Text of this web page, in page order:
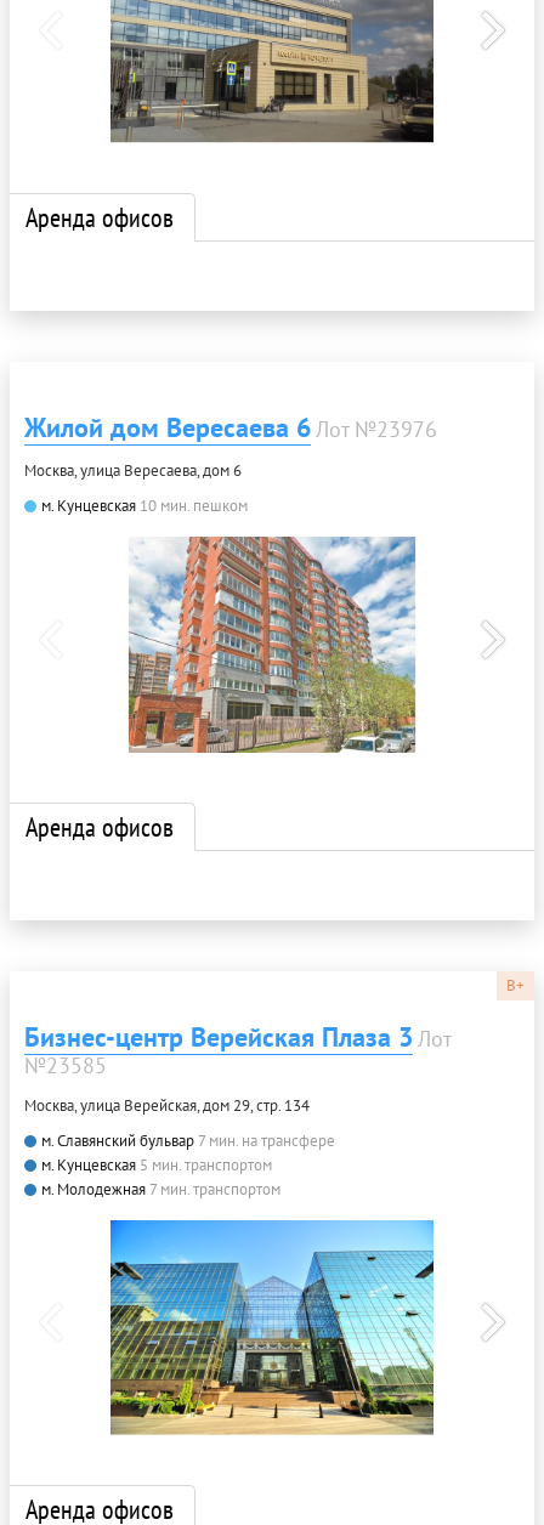
Аренда офисов
Жилой дом Вересаева 6Лот №23976
Москва, улица Вересаева, дом 6
м. Кунцевская 10 мин. пешком
Аренда офисов
B+
Бизнес-центр Верейская Плаза 3 Лот
№23585
Москва, улица Верейская, дом 29, стр. 134
м. Славянский бульвар 7 мин. на трансфере
м. Кунцевская 5 мин. транспортом
м. Молодежная 7 мин. транспортом
Аренда офисов